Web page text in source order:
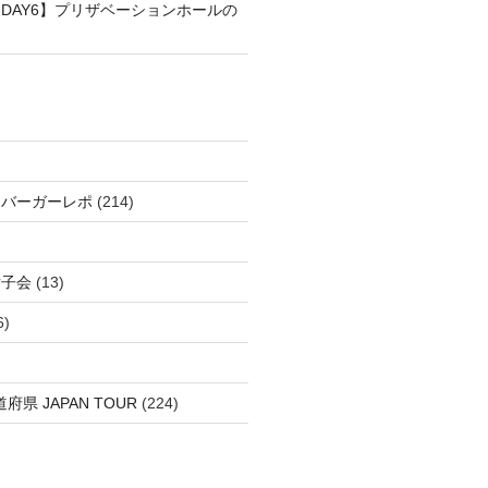
】プリザベーションホールの
ーガーレポ (214)
会(13)
府県 JAPAN TOUR (224)